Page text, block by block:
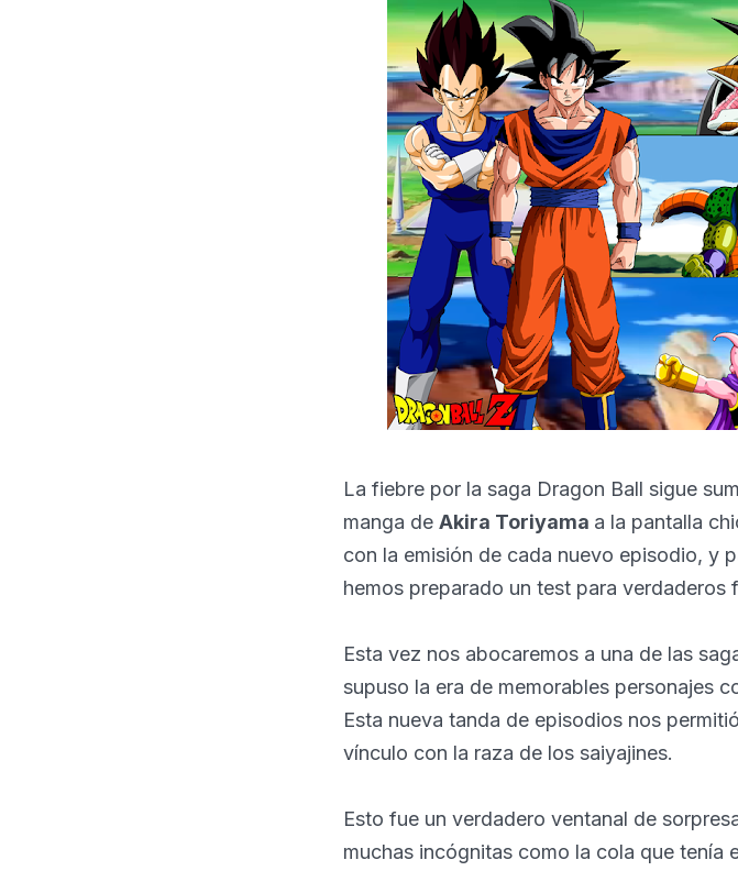
La fiebre por la saga Dragon Ball sigue
manga de Akira Toriyama a la pantalla
con la emisión de cada nuevo episodio, y
hemos preparado un test para verdaderos
Esta vez nos abocaremos a una de las
supuso la era de memorables personajes
Esta nueva tanda de episodios nos
vínculo con la raza de los saiyajines.
Esto fue un verdadero ventanal de
muchas incógnitas como la cola que tenía